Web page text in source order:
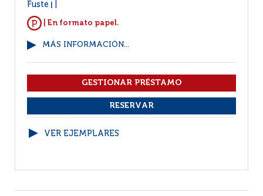
Fuste
| En formato papel.
MÁS INFORMACIÓN...
VER EJEMPLARES